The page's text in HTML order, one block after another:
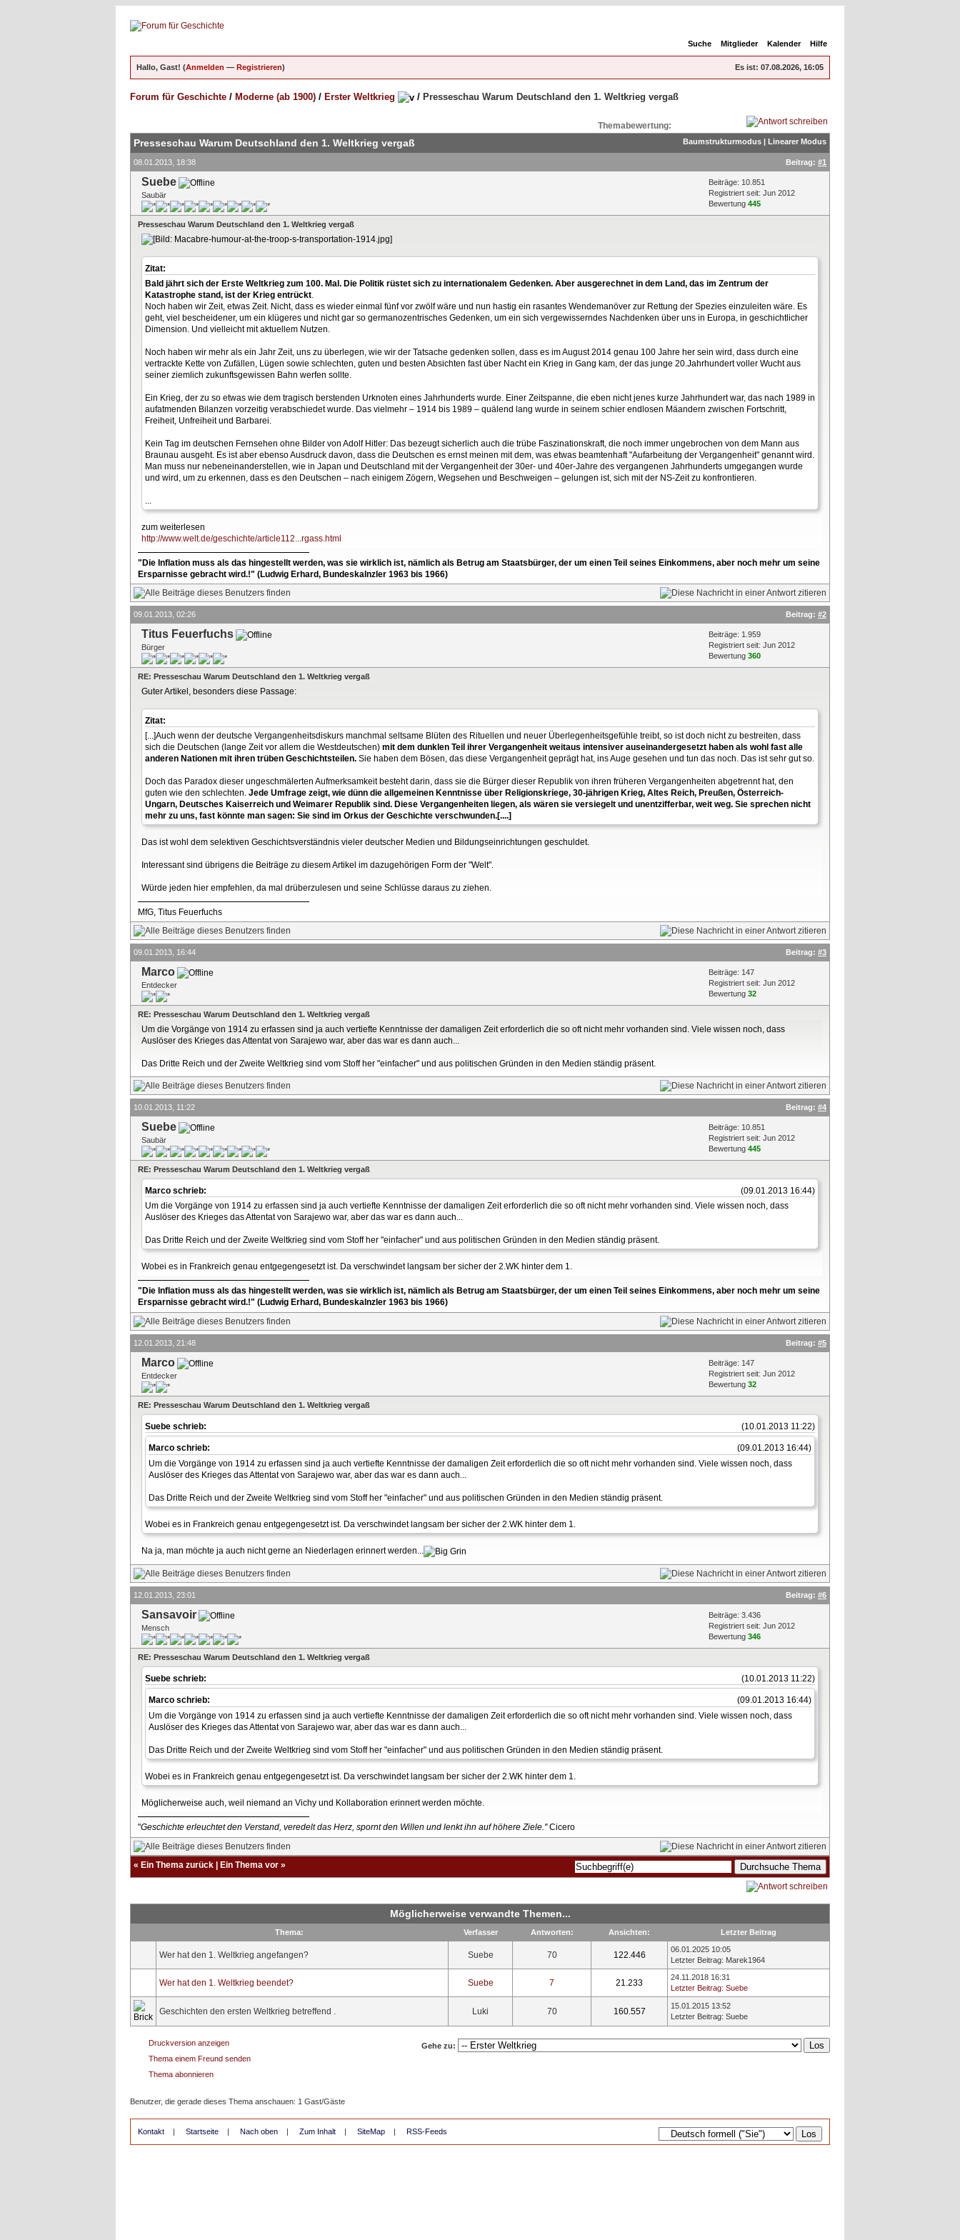
Suche Mitglieder Kalender Hilfe
Es ist: 07.08.2026, 16:05
Hallo, Gast! (Anmelden — Registrieren)
Forum für Geschichte / Moderne (ab 1900) / Erster Weltkrieg / Presseschau Warum Deutschland den 1. Weltkrieg vergaß
Themabewertung:
Baumstrukturmodus | Linearer Modus
Presseschau Warum Deutschland den 1. Weltkrieg vergaß
08.01.2013, 18:38 Beitrag: #1
Suebe
Saubär
Beiträge: 10.851
Registriert seit: Jun 2012
Bewertung 445
Presseschau Warum Deutschland den 1. Weltkrieg vergaß
Zitat:
Bald jährt sich der Erste Weltkrieg zum 100. Mal. Die Politik rüstet sich zu internationalem Gedenken. Aber ausgerechnet in dem Land, das im Zentrum der
Katastrophe stand, ist der Krieg entrückt
Noch haben wir Zeit, etwas Zeit. Nicht, dass es wieder einmal fünf vor zwölf wäre und nun hastig ein rasantes Wendemanöver zur Rettung der Spezies einzuleiten wäre. Es
geht, viel bescheidener, um ein klügeres und nicht gar so germanozentrisches Gedenken, um ein sich vergewisserndes Nachdenken über uns in Europa, in geschichtlicher
Dimension. Und vielleicht mit aktuellem Nutzen.
Noch haben wir mehr als ein Jahr Zeit, uns zu überlegen, wie wir der Tatsache gedenken sollen, dass es im August 2014 genau 100 Jahre her sein wird, dass durch eine
vertrackte Kette von Zufällen, Lügen sowie schlechten, guten und besten Absichten fast über Nacht ein Krieg in Gang kam, der das junge 20.Jahrhundert voller Wucht aus
seiner ziemlich zukunftsgewissen Bahn werfen sollte.
Ein Krieg, der zu so etwas wie dem tragisch berstenden Urknoten eines Jahrhunderts wurde. Einer Zeitspanne, die eben nicht jenes kurze Jahrhundert war, das nach 1989 in
aufatmenden Bilanzen vorzeitig verabschiedet wurde. Das vielmehr – 1914 bis 1989 – quälend lang wurde in seinem schier endlosen Mäandern zwischen Fortschritt,
Freiheit, Unfreiheit und Barbarei.
Kein Tag im deutschen Fernsehen ohne Bilder von Adolf Hitler: Das bezeugt sicherlich auch die trübe Faszinationskraft, die noch immer ungebrochen von dem Mann aus
Braunau ausgeht. Es ist aber ebenso Ausdruck davon, dass die Deutschen es ernst meinen mit dem, was etwas beamtenhaft "Aufarbeitung der Vergangenheit" genannt wird.
Man muss nur nebeneinanderstellen, wie in Japan und Deutschland mit der Vergangenheit der 30er- und 40er-Jahre des vergangenen Jahrhunderts umgegangen wurde
und wird, um zu erkennen, dass es den Deutschen – nach einigem Zögern, Wegsehen und Beschweigen – gelungen ist, sich mit der NS-Zeit zu konfrontieren.
zum weiterlesen
http://www.welt.de/geschichte/article112...rgass.html
"Die Inflation muss als das hingestellt werden, was sie wirklich ist, nämlich als Betrug am Staatsbürger, der um einen Teil seines Einkommens, aber noch mehr um seine
Ersparnisse gebracht wird.!" (Ludwig Erhard, Bundeskalnzler 1963 bis 1966)
09.01.2013, 02:26 Beitrag: #2
Titus Feuerfuchs
Bürger
Beiträge: 1.959
Registriert seit: Jun 2012
Bewertung 360
RE: Presseschau Warum Deutschland den 1. Weltkrieg vergaß
Guter Artikel, besonders diese Passage:
Zitat:
[...]Auch wenn der deutsche Vergangenheitsdiskurs manchmal seltsame Blüten des Rituellen und neuer Überlegenheitsgefühle treibt, so ist doch nicht zu bestreiten, dass
sich die Deutschen (lange Zeit vor allem die Westdeutschen) mit dem dunklen Teil ihrer Vergangenheit weitaus intensiver auseinandergesetzt haben als wohl fast alle
anderen Nationen mit ihren trüben Geschichtsteilen. Sie haben dem Bösen, das diese Vergangenheit geprägt hat, ins Auge gesehen und tun das noch. Das ist sehr gut so.
Doch das Paradox dieser ungeschmälerten Aufmerksamkeit besteht darin, dass sie die Bürger dieser Republik von ihren früheren Vergangenheiten abgetrennt hat, den
guten wie den schlechten. Jede Umfrage zeigt, wie dünn die allgemeinen Kenntnisse über Religionskriege, 30-jährigen Krieg, Altes Reich, Preußen, Österreich-
Ungarn, Deutsches Kaiserreich und Weimarer Republik sind. Diese Vergangenheiten liegen, als wären sie versiegelt und unentzifferbar, weit weg. Sie sprechen nicht
mehr zu uns, fast könnte man sagen: Sie sind im Orkus der Geschichte verschwunden.[....]
Das ist wohl dem selektiven Geschichtsverständnis vieler deutscher Medien und Bildungseinrichtungen geschuldet.
Interessant sind übrigens die Beiträge zu diesem Artikel im dazugehörigen Form der "Welt".
Würde jeden hier empfehlen, da mal drüberzulesen und seine Schlüsse daraus zu ziehen.
MfG, Titus Feuerfuchs
09.01.2013, 16:44 Beitrag: #3
Marco
Entdecker
Beiträge: 147
Registriert seit: Jun 2012
Bewertung 32
RE: Presseschau Warum Deutschland den 1. Weltkrieg vergaß
Um die Vorgänge von 1914 zu erfassen sind ja auch vertiefte Kenntnisse der damaligen Zeit erforderlich die so oft nicht mehr vorhanden sind. Viele wissen noch, dass
Auslöser des Krieges das Attentat von Sarajewo war, aber das war es dann auch...
Das Dritte Reich und der Zweite Weltkrieg sind vom Stoff her "einfacher" und aus politischen Gründen in den Medien ständig präsent.
10.01.2013, 11:22 Beitrag: #4
Suebe
Saubär
Beiträge: 10.851
Registriert seit: Jun 2012
Bewertung 445
RE: Presseschau Warum Deutschland den 1. Weltkrieg vergaß
(09.01.2013 16:44)
Marco schrieb:
Um die Vorgänge von 1914 zu erfassen sind ja auch vertiefte Kenntnisse der damaligen Zeit erforderlich die so oft nicht mehr vorhanden sind. Viele wissen noch, dass
Auslöser des Krieges das Attentat von Sarajewo war, aber das war es dann auch...
Das Dritte Reich und der Zweite Weltkrieg sind vom Stoff her "einfacher" und aus politischen Gründen in den Medien ständig präsent.
Wobei es in Frankreich genau entgegengesetzt ist. Da verschwindet langsam ber sicher der 2.WK hinter dem 1.
"Die Inflation muss als das hingestellt werden, was sie wirklich ist, nämlich als Betrug am Staatsbürger, der um einen Teil seines Einkommens, aber noch mehr um seine
Ersparnisse gebracht wird.!" (Ludwig Erhard, Bundeskalnzler 1963 bis 1966)
12.01.2013, 21:48 Beitrag: #5
Marco
Entdecker
Beiträge: 147
Registriert seit: Jun 2012
Bewertung 32
RE: Presseschau Warum Deutschland den 1. Weltkrieg vergaß
(10.01.2013 11:22)
Suebe schrieb:
(09.01.2013 16:44)
Marco schrieb:
Um die Vorgänge von 1914 zu erfassen sind ja auch vertiefte Kenntnisse der damaligen Zeit erforderlich die so oft nicht mehr vorhanden sind. Viele wissen noch, dass
Auslöser des Krieges das Attentat von Sarajewo war, aber das war es dann auch...
Das Dritte Reich und der Zweite Weltkrieg sind vom Stoff her "einfacher" und aus politischen Gründen in den Medien ständig präsent.
Wobei es in Frankreich genau entgegengesetzt ist. Da verschwindet langsam ber sicher der 2.WK hinter dem 1.
Na ja, man möchte ja auch nicht gerne an Niederlagen erinnert werden...
12.01.2013, 23:01 Beitrag: #6
Sansavoir
Mensch
Beiträge: 3.436
Registriert seit: Jun 2012
Bewertung 346
RE: Presseschau Warum Deutschland den 1. Weltkrieg vergaß
(10.01.2013 11:22)
Suebe schrieb:
(09.01.2013 16:44)
Marco schrieb:
Um die Vorgänge von 1914 zu erfassen sind ja auch vertiefte Kenntnisse der damaligen Zeit erforderlich die so oft nicht mehr vorhanden sind. Viele wissen noch, dass
Auslöser des Krieges das Attentat von Sarajewo war, aber das war es dann auch...
Das Dritte Reich und der Zweite Weltkrieg sind vom Stoff her "einfacher" und aus politischen Gründen in den Medien ständig präsent.
Wobei es in Frankreich genau entgegengesetzt ist. Da verschwindet langsam ber sicher der 2.WK hinter dem 1.
Möglicherweise auch, weil niemand an Vichy und Kollaboration erinnert werden möchte.
"Geschichte erleuchtet den Verstand, veredelt das Herz, spornt den Willen und lenkt ihn auf höhere Ziele."Cicero
« Ein Thema zurück | Ein Thema vor »
Möglicherweise verwandte Themen...
Thema: Verfasser Antworten: Ansichten: Letzter Beitrag
Wer hat den 1. Weltkrieg angefangen? Suebe 70 122.446
06.01.2025 10:05
Letzter Beitrag: Marek1964
Wer hat den 1. Weltkrieg beendet? Suebe 7 21.233
24.11.2018 16:31
Letzter Beitrag: Suebe
Geschichten den ersten Weltkrieg betreffend . Luki 70 160.557
15.01.2015 13:52
Letzter Beitrag: Suebe
Druckversion anzeigen
Thema einem Freund senden
Thema abonnieren
Gehe zu:
Benutzer, die gerade dieses Thema anschauen: 1 Gast/Gäste
Kontakt | Startseite | Nach oben | Zum Inhalt | SiteMap | RSS-Feeds